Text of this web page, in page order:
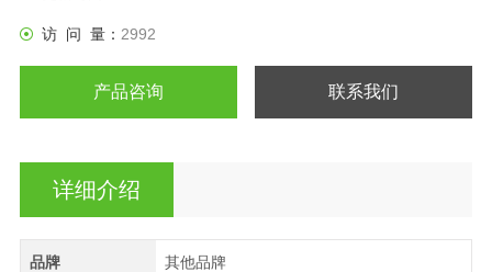
访 问 量： 2992
产品咨询 联系我们
详细介绍
品牌 其他品牌